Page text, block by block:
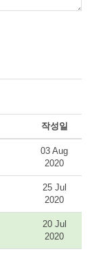
작성일
03 Aug
2020
25 Jul
2020
20 Jul
2020